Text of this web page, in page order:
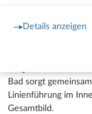
Details anzeigen
Küchenrückwände
Küchenrückwand in
Mückenschutz
integriert sind. Das
Bad sorgt
Linienführung im
Gesamtbild.